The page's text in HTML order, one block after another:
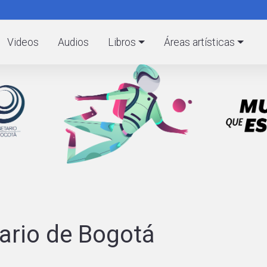
al
contenido
Videos Audios Libros Áreas artísticas
de Bogotá